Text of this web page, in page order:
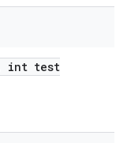
int test